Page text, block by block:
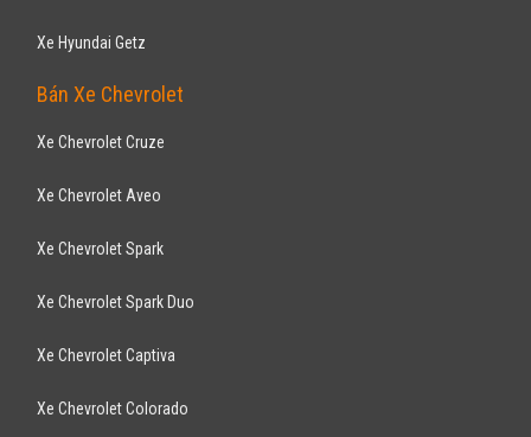
Xe Hyundai Getz
Bán Xe Chevrolet
Xe Chevrolet Cruze
Xe Chevrolet Aveo
Xe Chevrolet Spark
Xe Chevrolet Spark Duo
Xe Chevrolet Captiva
Xe Chevrolet Colorado